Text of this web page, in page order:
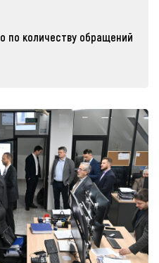
по количеству обращений